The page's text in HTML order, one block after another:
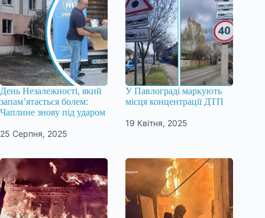
День Незалежності, який
запам’ятається болем:
Чаплине знову під ударом
25 Серпня, 2025
У Павлограді маркують
місця концентрації ДТП
19 Квітня, 2025